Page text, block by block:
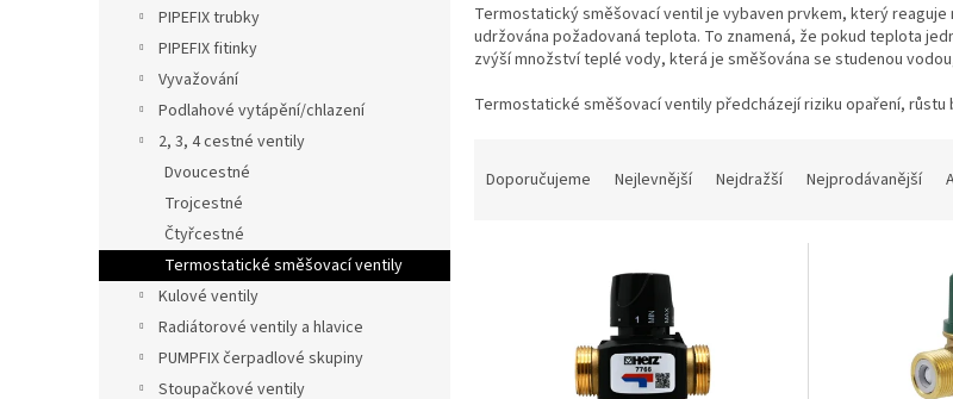
PIPEFIX trubky
PIPEFIX fitinky
Vyvažování
Podlahové vytápění/chlazení
2, 3, 4 cestné ventily
Dvoucestné
Trojcestné
Čtyřcestné
Termostatické směšovací ventily
Kulové ventily
Radiátorové ventily a hlavice
PUMPFIX čerpadlové skupiny
Stoupačkové ventily
Termostatický směšovací ventil je vybaven prvkem, který
udržována požadovaná teplota. To znamená, že pokud teplota
zvýší množství teplé vody, která je směšována se studenou
Termostatické směšovací ventily předcházejí riziku opaření,
Doporučujeme Nejlevnější Nejdražší Nejprodávanější